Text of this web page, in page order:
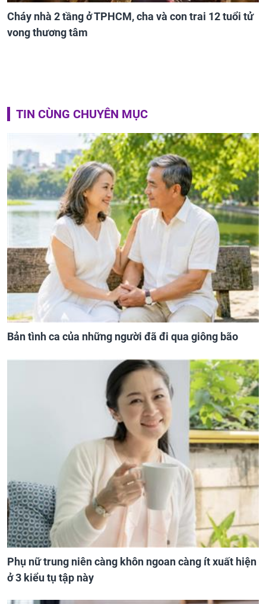
Cháy nhà 2 tầng ở TPHCM, cha và con trai 12 tuổi tử
vong thương tâm
TIN CÙNG CHUYÊN MỤC
Bản tình ca của những người đã đi qua giông bão
Phụ nữ trung niên càng khôn ngoan càng ít xuất hiện
ở 3 kiểu tụ tập này